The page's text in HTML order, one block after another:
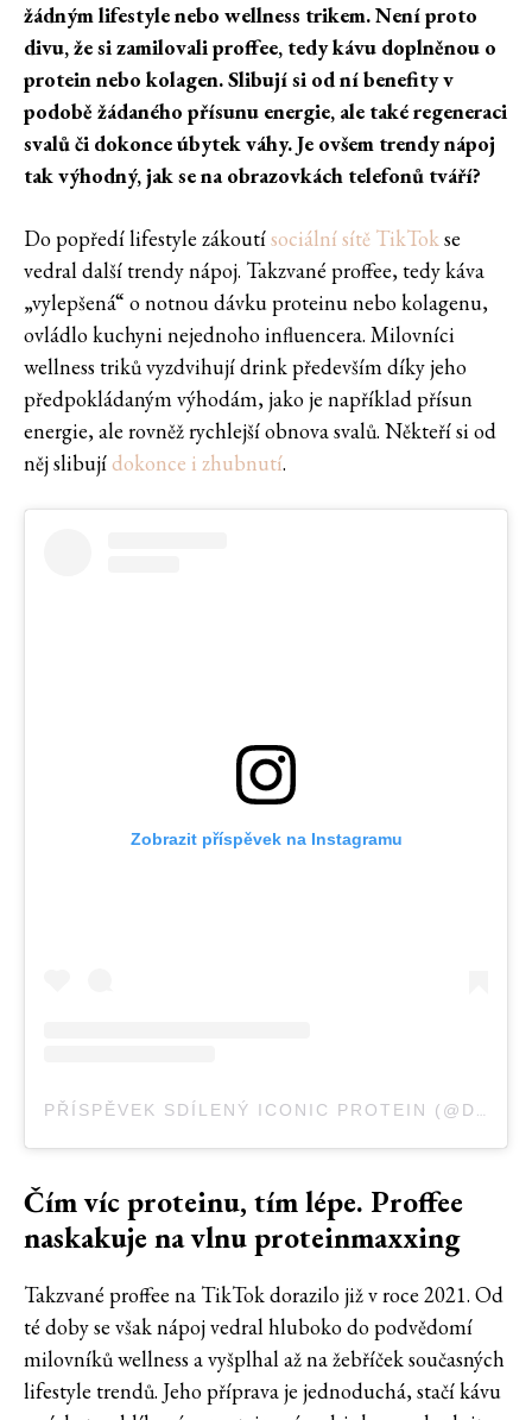
žádným lifestyle nebo wellness trikem. Není proto
divu, že si zamilovali proffee, tedy kávu doplněnou o
protein nebo kolagen. Slibují si od ní benefity v
podobě žádaného přísunu energie, ale také regeneraci
svalů či dokonce úbytek váhy. Je ovšem trendy nápoj
tak výhodný, jak se na obrazovkách telefonů tváří?
Do popředí lifestyle zákoutísociální sítě TikTokse
vedral další trendy nápoj. Takzvané proffee, tedy káva
„vylepšená“ o notnou dávku proteinu nebo kolagenu,
ovládlo kuchyni nejednoho influencera. Milovníci
wellness triků vyzdvihují drink především díky jeho
předpokládaným výhodám, jako je například přísun
energie, ale rovněž rychlejší obnova svalů. Někteří si od
něj slibujídokonce i zhubnutí.
Zobrazit příspěvek na Instagramu
PŘÍSPĚVEK SDÍLENÝ ICONIC PROTEIN (@DRINKICONIC)
Čím víc proteinu, tím lépe. Proffee
naskakuje na vlnu proteinmaxxing
Takzvané proffee na TikTok dorazilo již v roce 2021. Od
té doby se však nápoj vedral hluboko do podvědomí
milovníků wellness a vyšplhal až na žebříček současných
lifestyle trendů. Jeho příprava je jednoduchá, stačí kávu